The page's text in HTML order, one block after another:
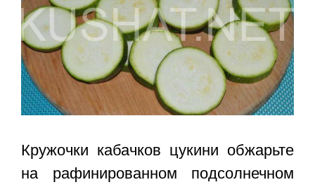
Кружочки кабачков цукини обжарьте
на рафинированном подсолнечном